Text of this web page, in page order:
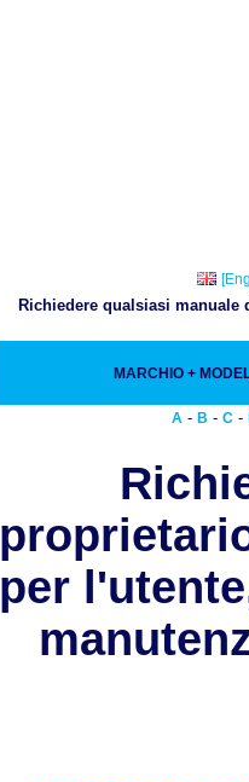
Richiedere qualsiasi
MARCHIO +
A - B - C -
per